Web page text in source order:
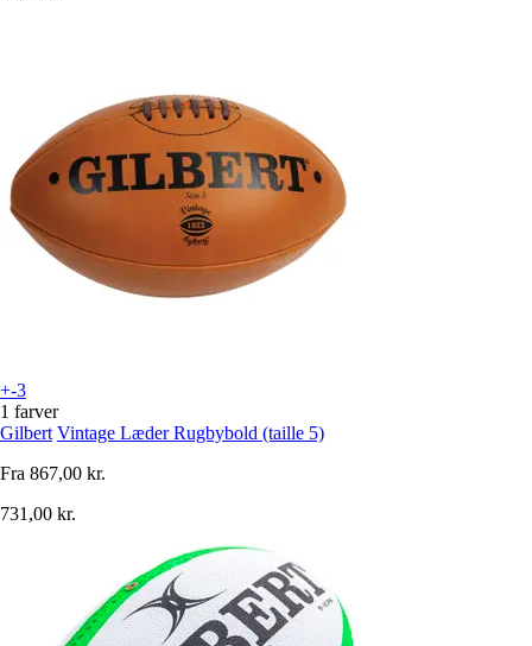
+-3
1 farver
Gilbert Vintage Læder Rugbybold (taille 5)
Fra 867,00 kr.
731,00 kr.